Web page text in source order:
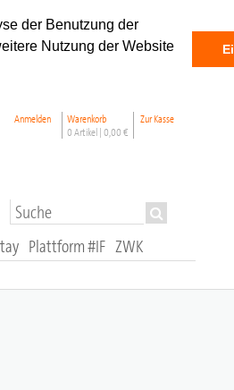
der Benutzung der
Nutzung der Website
Anmelden
Warenkorb
0 Artikel | 0,00 €
Zur Kasse
Plattform #IF ZWK